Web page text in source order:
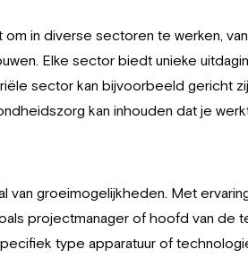
in diverse sectoren te werken,
Elke sector biedt unieke
sector kan bijvoorbeeld gericht
kan inhouden dat je
van groeimogelijkheden. Met
projectmanager of hoofd van de
type apparatuur of